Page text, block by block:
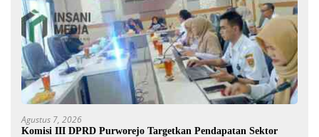
Agustus 7, 2026
Komisi III DPRD Purworejo Targetkan Pendapatan Sektor